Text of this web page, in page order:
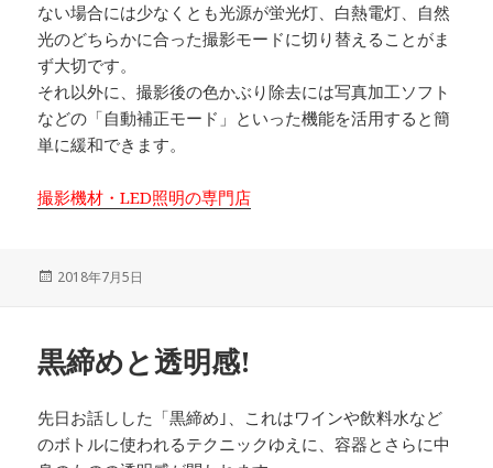
ない場合には少なくとも光源が蛍光灯、白熱電灯、自然
光のどちらかに合った撮影モードに切り替えることがま
ず大切です。
それ以外に、撮影後の色かぶり除去には写真加工ソフト
などの「自動補正モード」といった機能を活用すると簡
単に緩和できます。
撮影機材・LED照明の専門店
投
2018年7月5日
黒締めと透明感!
先日お話しした「黒締め｣、これはワインや飲料水など
のボトルに使われるテクニックゆえに、容器とさらに中